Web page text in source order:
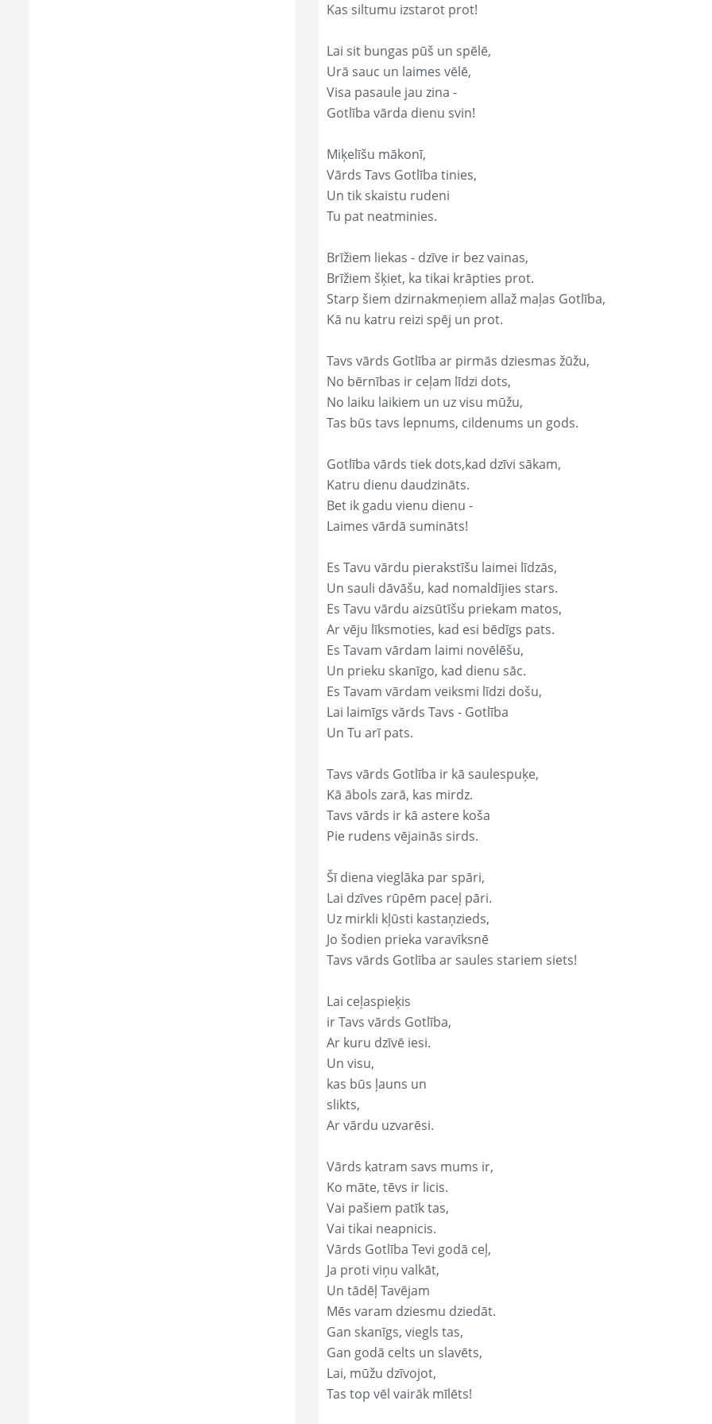
Kas siltumu izstarot prot!
Lai sit bungas pūš un spēlē,
Urā sauc un laimes vēlē,
Visa pasaule jau zina -
Gotlība vārda dienu svin!
Miķelīšu mākonī,
Vārds Tavs Gotlība tinies,
Un tik skaistu rudeni
Tu pat neatminies.
Brīžiem liekas - dzīve ir bez vainas,
Brīžiem šķiet, ka tikai krāpties prot.
Starp šiem dzirnakmeņiem allaž maļas Gotlība,
Kā nu katru reizi spēj un prot.
Tavs vārds Gotlība ar pirmās dziesmas žūžu,
No bērnības ir ceļam līdzi dots,
No laiku laikiem un uz visu mūžu,
Tas būs tavs lepnums, cildenums un gods.
Gotlība vārds tiek dots,kad dzīvi sākam,
Katru dienu daudzināts.
Bet ik gadu vienu dienu -
Laimes vārdā sumināts!
Es Tavu vārdu pierakstīšu laimei līdzās,
Un sauli dāvāšu, kad nomaldījies stars.
Es Tavu vārdu aizsūtīšu priekam matos,
Ar vēju līksmoties, kad esi bēdīgs pats.
Es Tavam vārdam laimi novēlēšu,
Un prieku skanīgo, kad dienu sāc.
Es Tavam vārdam veiksmi līdzi došu,
Lai laimīgs vārds Tavs - Gotlība
Un Tu arī pats.
Tavs vārds Gotlība ir kā saulespuķe,
Kā ābols zarā, kas mirdz.
Tavs vārds ir kā astere koša
Pie rudens vējainās sirds.
Šī diena vieglāka par spāri,
Lai dzīves rūpēm paceļ pāri.
Uz mirkli kļūsti kastaņzieds,
Jo šodien prieka varavīksnē
Tavs vārds Gotlība ar saules stariem siets!
Lai ceļaspieķis
ir Tavs vārds Gotlība,
Ar kuru dzīvē iesi.
Un visu,
kas būs ļauns un
slikts,
Ar vārdu uzvarēsi.
Vārds katram savs mums ir,
Ko māte, tēvs ir licis.
Vai pašiem patīk tas,
Vai tikai neapnicis.
Vārds Gotlība Tevi godā ceļ,
Ja proti viņu valkāt,
Un tādēļ Tavējam
Mēs varam dziesmu dziedāt.
Gan skanīgs, viegls tas,
Gan godā celts un slavēts,
Lai, mūžu dzīvojot,
Tas top vēl vairāk mīlēts!